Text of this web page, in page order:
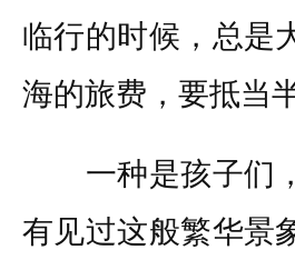
临行的时候，总是
海的旅费，要抵当
一种是孩子们，
有见过这般繁华景